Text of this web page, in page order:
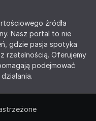
źródła
Nasz portal to nie
gdzie pasja spotyka
rzetelnością. Oferujemy
podejmować